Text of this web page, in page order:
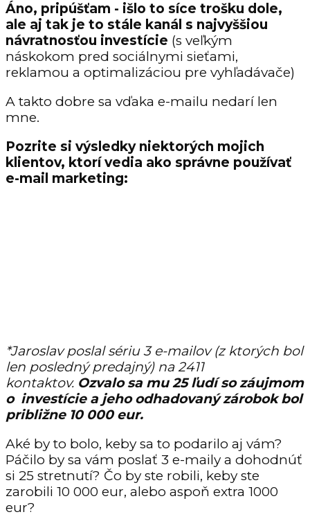
Áno, pripúšťam - išlo to síce trošku dole,
ale aj tak je to stále kanál s najvyššiou
návratnosťou investície (s veľkým
náskokom pred sociálnymi sieťami,
reklamou a optimalizáciou pre vyhľadávače)
A takto dobre sa vďaka e-mailu nedarí len
mne.
Pozrite si výsledky niektorých mojich
klientov, ktorí vedia ako správne používať
e-mail marketing:
*Jaroslav poslal sériu 3 e-mailov (z ktorých bol
len posledný predajný) na 2411
kontaktov. Ozvalo sa mu 25 ľudí so záujmom
o investície a jeho odhadovaný zárobok bol
približne 10 000 eur.
Aké by to bolo, keby sa to podarilo aj vám?
Páčilo by sa vám poslať 3 e-maily a dohodnúť
si 25 stretnutí? Čo by ste robili, keby ste
zarobili 10 000 eur, alebo aspoň extra 1000
eur?